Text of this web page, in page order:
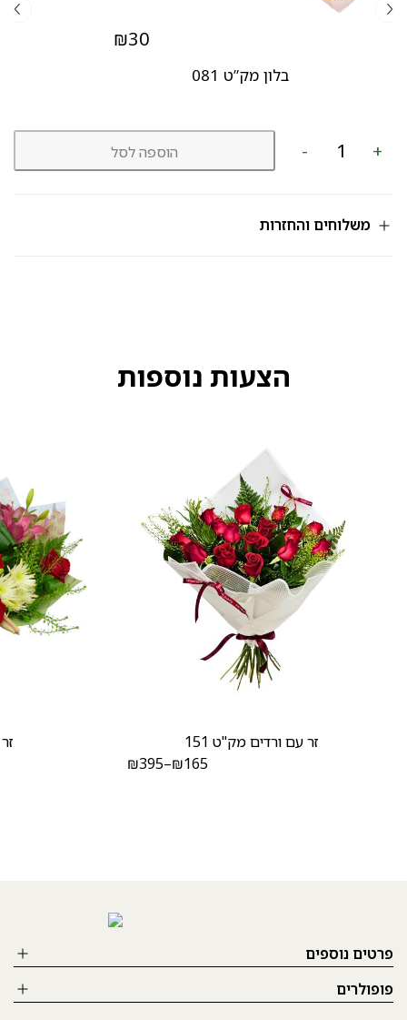
בלון מק”ט 081
₪30
-
כמות
109
+ הוספה לסל
משלוחים והחזרות
הצעות נוספות
זר עם ורדים מק"ט 151
₪165
–
₪395
פרטים נוספים
פופולרים